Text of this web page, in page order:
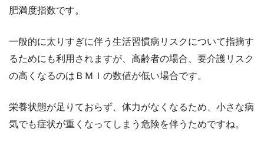
肥満度指数です。
一般的に太りすぎに伴う生活習慣病リスクについて指摘す
るためにも利用されますが、高齢者の場合、要介護リスク
の高くなるのはＢＭＩの数値が低い場合です。
栄養状態が足りておらず、体力がなくなるため、小さな病
気でも症状が重くなってしまう危険を伴うためですね。